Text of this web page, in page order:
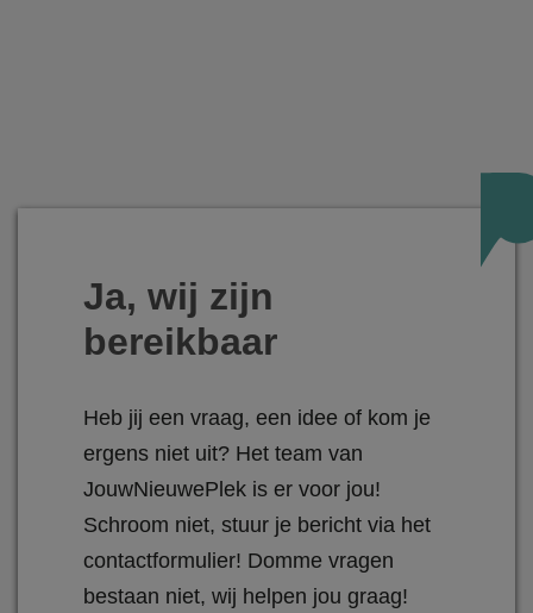
Ja, wij zijn
bereikbaar
Heb jij een vraag, een idee of kom je
ergens niet uit? Het team van
JouwNieuwePlek is er voor jou!
Schroom niet, stuur je bericht via het
contactformulier! Domme vragen
bestaan niet, wij helpen jou graag!